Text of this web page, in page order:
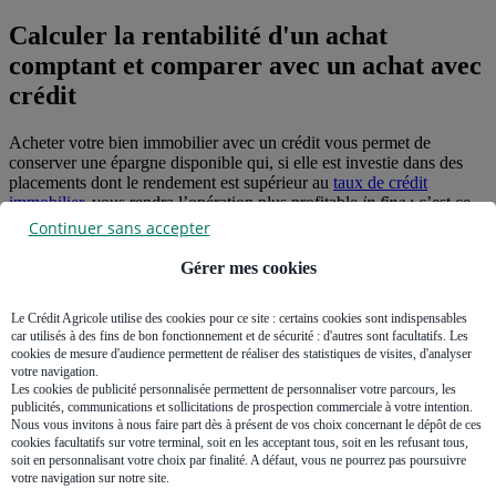
Calculer la rentabilité d'un achat
comptant et comparer avec un achat avec
crédit
Acheter votre bien immobilier avec un crédit vous permet de
conserver une épargne disponible qui, si elle est investie dans des
placements dont le rendement est supérieur au taux de crédit
immobilier, vous rendra l’opération plus profitablein fine: c’est ce
que l’on appelle l’effet de levier du crédit
Pour être certain de réaliser le bon choix entre achat immobilier
comptant ou achat à crédit, il faut donc calculer le rendement et le
chacune.
Le coût d’un emprunt immobilier
Il faut tenir compte de tous les frais liés à un emprunt immobilier :
Les intérêts: c’est l’élément principal auquel on pense
lorsque l’on calcule le coût d’un prêt immobilier, mais ce n’est
pas le seul.
Gérer mes cookies
Le Crédit Agricole utilise des cookies pour ce site : certains cookies sont indispensables
car utilisés à des fins de bon fonctionnement et de sécurité : d'autres sont facultatifs. Les
cookies de mesure d'audience permettent de réaliser des statistiques de visites, d'analyser
votre navigation.
Les cookies de publicité personnalisée permettent de personnaliser votre parcours, les
publicités, communications et sollicitations de prospection commerciale à votre intention.
Nous vous invitons à nous faire part dès à présent de vos choix concernant le dépôt de ces
cookies facultatifs sur votre terminal, soit en les acceptant tous, soit en les refusant tous,
soit en personnalisant votre choix par finalité. A défaut, vous ne pourrez pas poursuivre
votre navigation sur notre site.
Continuer sans accepter